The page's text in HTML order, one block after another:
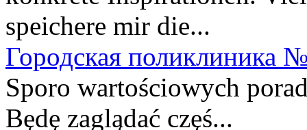
speichere mir die...
Городская поликлиника
Sporo wartościowych
Będę zaglądać częś...